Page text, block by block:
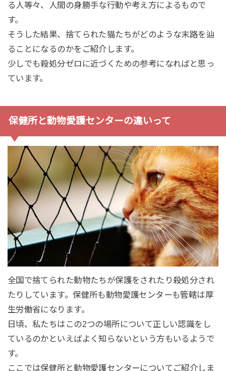
る人等々、人間の身勝手な行動や考え方によるもので
す。
そうした結果、捨てられた猫たちがどのような末路を辿
ることになるのかをご紹介します。
少しでも殺処分ゼロに近づくための参考になればと思っ
ています。
保健所と動物愛護センターの違いって
全国で捨てられた動物たちが保護をされたり殺処分され
たりしています。保健所も動物愛護センターも管轄は厚
生労働省になります。
日頃、私たちはこの2つの場所について正しい認識をし
ているのかといえばよく知らないという方もいるようで
す。
ここでは保健所と動物愛護センターについてご紹介しま